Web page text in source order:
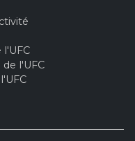
l'UFC
l'UFC